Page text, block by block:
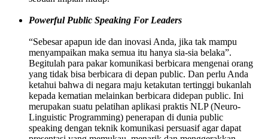
Powerful Public Speaking For Leaders
“Sebesar apapun ide dan inovasi Anda, jika tak mampu
menyampaikan maka semua itu hanya sia-sia belaka”.
Begitulah para pakar komunikasi berbicara mengenai orang
yang tidak bisa berbicara di depan public. Dan perlu Anda
ketahui bahwa di negara maju ketakutan tertinggi bukanlah
kepada kematian melainkan berbicara didepan public. Ini
merupakan suatu pelatihan aplikasi praktis NLP (Neuro-
Linguistic Programming) penerapan di dunia public
speaking dengan teknik komunikasi persuasif agar dapat